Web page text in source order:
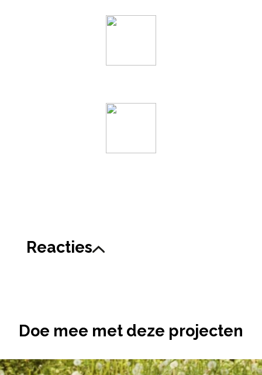
Reacties
Doe mee met deze projecten